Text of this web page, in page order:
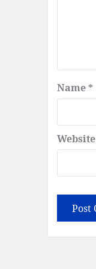
Name *
Website